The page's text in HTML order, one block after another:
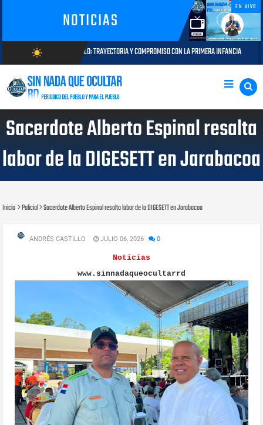
NOTICIAS
EN VIVO
wb_sunny
AGOSTO/8/2026
TRAYECTORIA Y COMPROMISO CON LA PRIMERA INFANCIA AGOSTO 05, 2026
Sacerdote Alberto Espinal resalta
labor de la DIGESETT en Jarabacoa
Inicio Policial Sacerdote Alberto Espinal resalta labor de la DIGESETT en Jarabacoa
ANDRÉS CASTILLO JULIO 06, 2026 0
Noticias
www.sinnadaqueocultarrd